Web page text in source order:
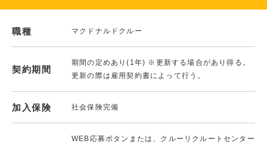
職種 マクドナルドクルー
契約期間
期間の定めあり(1年) ※更新する場合があり得る。
更新の際は雇用契約書によって行う。
加入保険 社会保険完備
WEB応募ボタンまたは、クルーリクルートセンター